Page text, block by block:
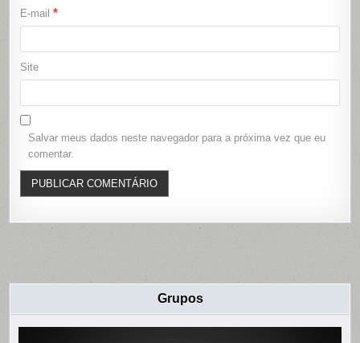
E-mail*
Site
Salvar meus dados neste navegador para a próxima vez que eu
comentar.
Grupos